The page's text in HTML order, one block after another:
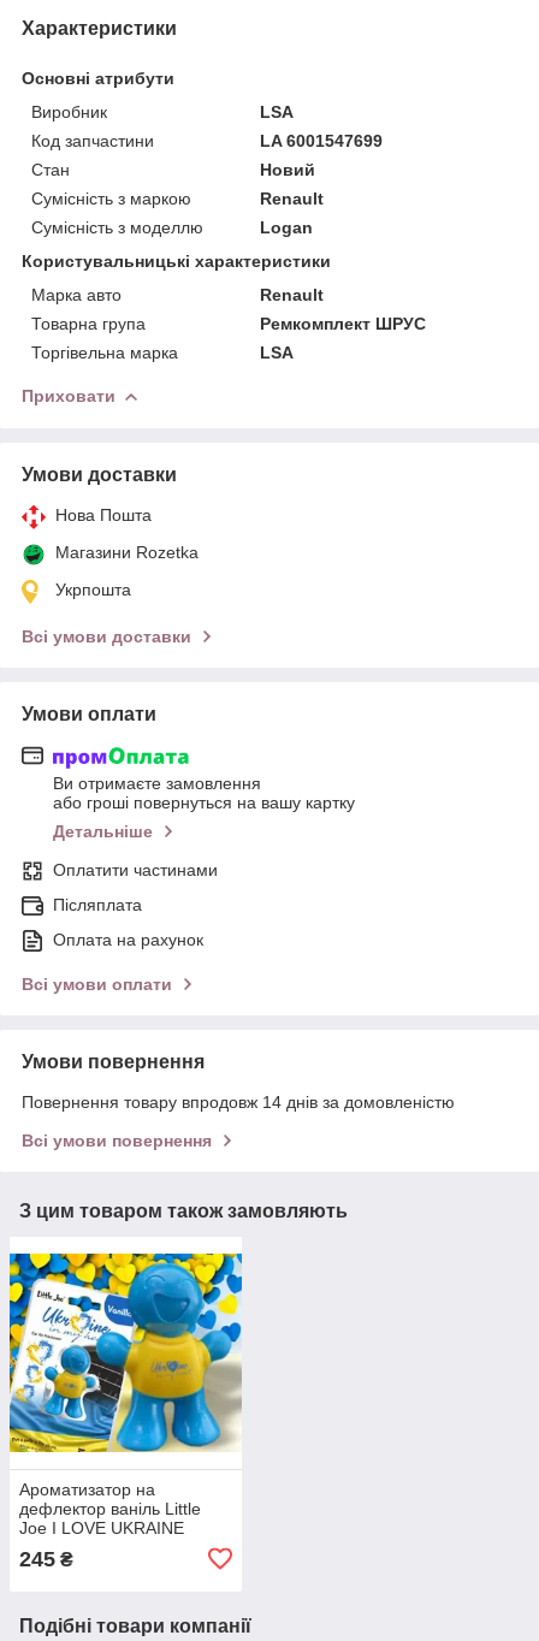
Характеристики
Основні атрибути
Виробник
LSA
Код запчастини
LA 6001547699
Стан
Новий
Сумісність з маркою
Renault
Сумісність з моделлю
Logan
Користувальницькі характеристики
Марка авто
Renault
Товарна група
Ремкомплект ШРУС
Торгівельна марка
LSA
Приховати
Умови доставки
Нова Пошта
Магазини Rozetka
Укрпошта
Всі умови доставки
Умови оплати
Ви отримаєте замовлення
або гроші повернуться на вашу картку
Детальніше
Оплатити частинами
Післяплата
Оплата на рахунок
Всі умови оплати
Умови повернення
Повернення товару впродовж 14 днів за домовленістю
Всі умови повернення
З цим товаром також замовляють
Ароматизатор на
дефлектор ваніль Little
Joe I LOVE UKRAINE
245 ₴
Подібні товари компанії